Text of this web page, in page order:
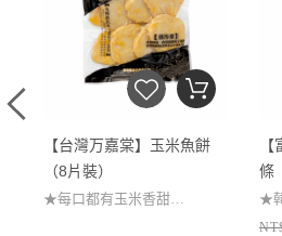
【台灣万嘉棠】玉米魚餅
（8片裝）
★每口都有玉米香甜
條
★
★